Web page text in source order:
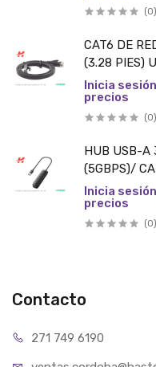
(0)
CAT6 DE
(3.28 PIES)
Inicia
precios
(0)
HUB USB-A
(5GBPS)/
Inicia
precios
(0)
Contacto
271 749 6190